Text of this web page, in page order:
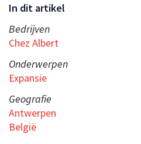
In dit artikel
Bedrijven
Chez Albert
Onderwerpen
Expansie
Geografie
Antwerpen
België